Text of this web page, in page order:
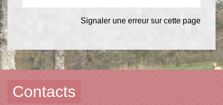
Signaler une erreur sur cette page
Contacts